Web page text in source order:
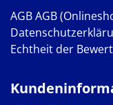
AGBAGB
Echtheit der